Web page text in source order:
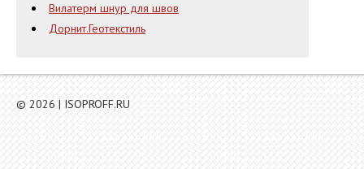
Вилатерм шнур для швов
Дорнит.Геотекстиль
© 2026 | ISOPROFF.RU